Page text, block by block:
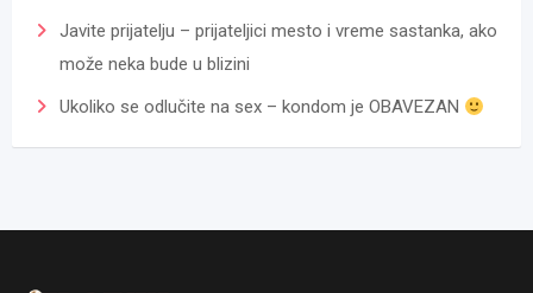
Javite prijatelju – prijateljici mesto i vreme sastanka, ako
može neka bude u blizini
Ukoliko se odlučite na sex – kondom je OBAVEZAN